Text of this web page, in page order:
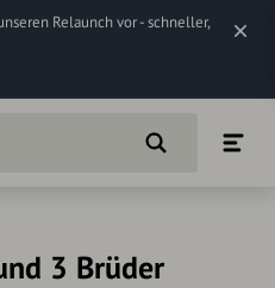
Relaunch vor - schneller,
3 Brüder